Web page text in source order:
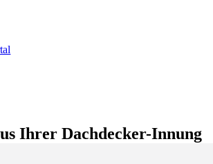
Ihrer Dachdecker-Innung